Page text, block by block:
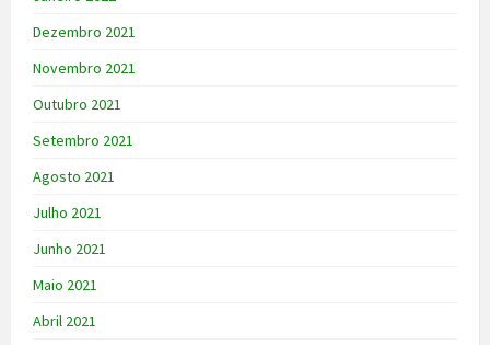
Dezembro 2021
Novembro 2021
Outubro 2021
Setembro 2021
Agosto 2021
Julho 2021
Junho 2021
Maio 2021
Abril 2021